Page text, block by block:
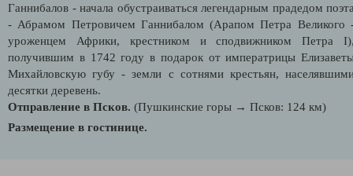
Ганнибалов - начала обустраиваться легендарным прадедом
- Абрамом Петровичем Ганнибалом (Арапом Петра Великого
уроженцем Африки, крестником и сподвижником Петра
получившим в 1742 году в подарок от императрицы
Михайловскую губу - земли с сотнями крестьян,
десятки деревень.
Отправление в Псков. (Пушкинские горы → Псков: 124 км)
Размещение в гостинице.